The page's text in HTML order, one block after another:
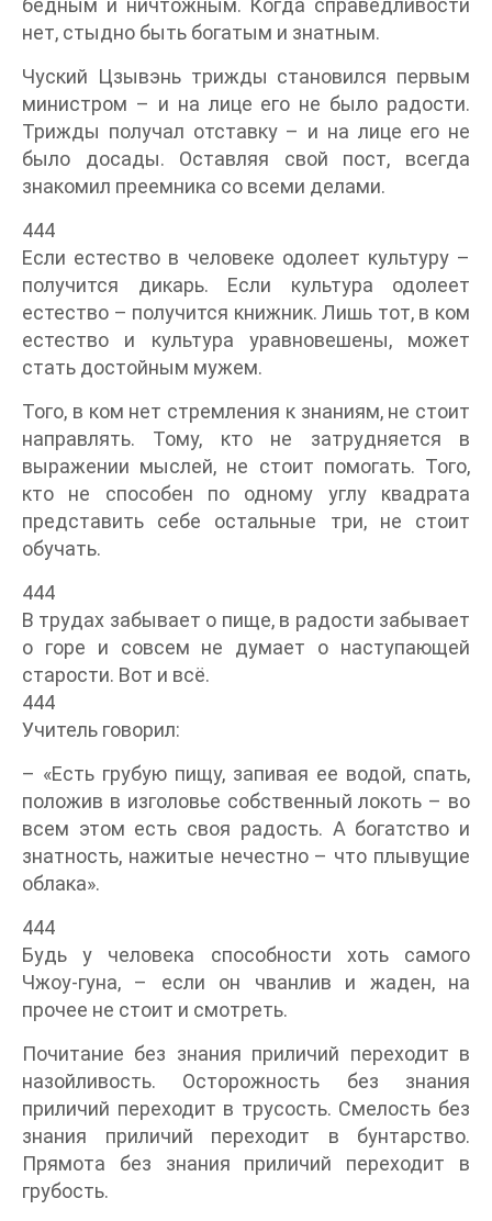
бедным и ничтожным. Когда справедливости
нет, стыдно быть богатым и знатным.
Чуский Цзывэнь трижды становился первым
министром – и на лице его не было радости.
Трижды получал отставку – и на лице его не
было досады. Оставляя свой пост, всегда
знакомил преемника со всеми делами.
444
Если естество в человеке одолеет культуру –
получится дикарь. Если культура одолеет
естество – получится книжник. Лишь тот, в ком
естество и культура уравновешены, может
стать достойным мужем.
Того, в ком нет стремления к знаниям, не стоит
направлять. Тому, кто не затрудняется в
выражении мыслей, не стоит помогать. Того,
кто не способен по одному углу квадрата
представить себе остальные три, не стоит
обучать.
444
В трудах забывает о пище, в радости забывает
о горе и совсем не думает о наступающей
старости. Вот и всё.
444
Учитель говорил:
– «Есть грубую пищу, запивая ее водой, спать,
положив в изголовье собственный локоть – во
всем этом есть своя радость. А богатство и
знатность, нажитые нечестно – что плывущие
облака».
444
Будь у человека способности хоть самого
Чжоу-гуна, – если он чванлив и жаден, на
прочее не стоит и смотреть.
Почитание без знания приличий переходит в
назойливость. Осторожность без знания
приличий переходит в трусость. Смелость без
знания приличий переходит в бунтарство.
Прямота без знания приличий переходит в
грубость.